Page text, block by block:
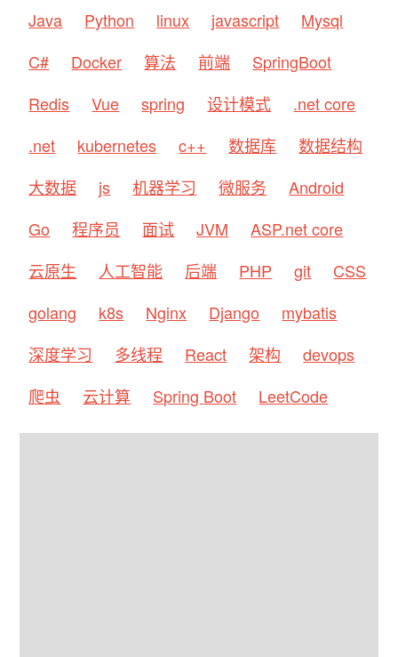
Java
Python linux javascript
Mysql
C#
Docker 算法 前端
SpringBoot
Redis
Vue spring 设计模式
.net core
.net
kubernetes c++ 数据库
数据结构
大数据
js 机器学习 微服务
Android
Go
程序员 面试 JVM
ASP.net core
云原生
人工智能 后端 PHP git
CSS
golang
k8s Nginx Django
mybatis
深度学习
多线程 React 架构
devops
爬虫
云计算 Spring Boot LeetCode